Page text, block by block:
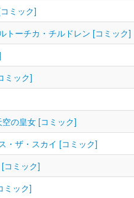
ミック]
トーチカ・チルドレン [コミック]
ミック]
の皇女 [コミック]
・ザ・スカイ [コミック]
コミック]
ミック]